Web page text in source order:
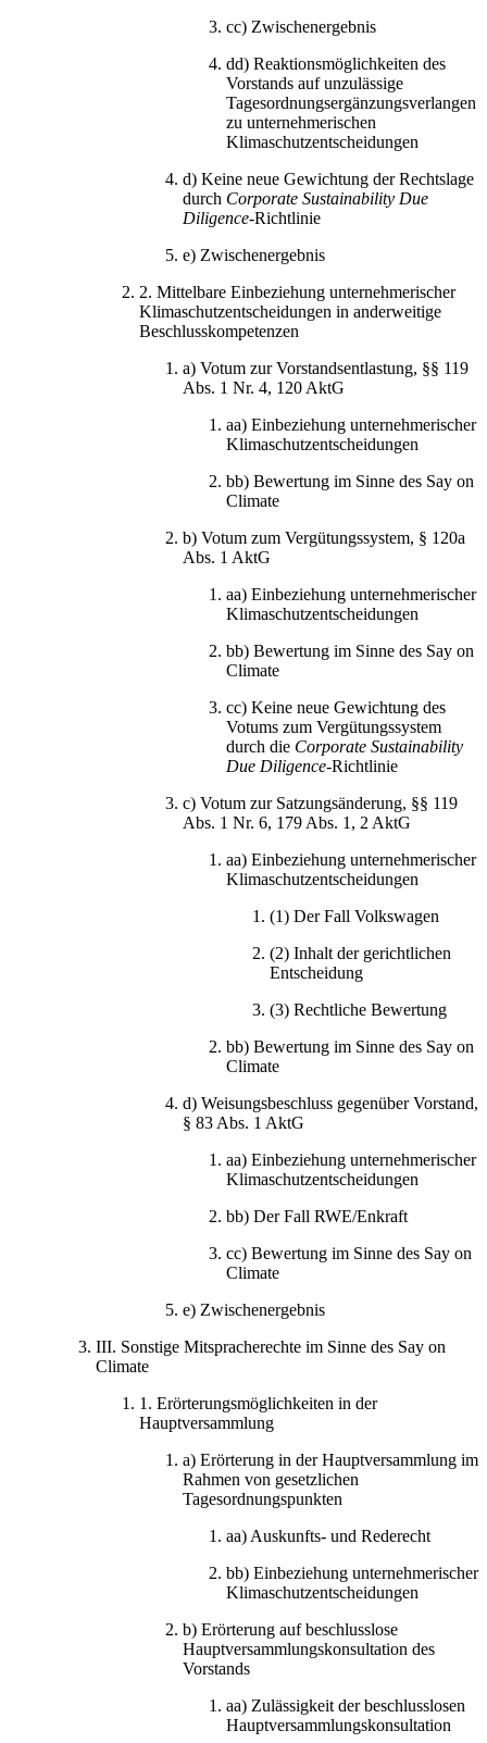
cc) Zwischenergebnis
dd) Reaktionsmöglichkeiten des
Vorstands auf unzulässige
Tagesordnungsergänzungsverlangen
zu unternehmerischen
Klimaschutzentscheidungen
d) Keine neue Gewichtung der Rechtslage
durch Corporate Sustainability Due
Diligence-Richtlinie
e) Zwischenergebnis
2. Mittelbare Einbeziehung unternehmerischer
Klimaschutzentscheidungen in anderweitige
Beschlusskompetenzen
a) Votum zur Vorstandsentlastung, §§ 119
Abs. 1 Nr. 4, 120 AktG
aa) Einbeziehung unternehmerischer
Klimaschutzentscheidungen
bb) Bewertung im Sinne des Say on
Climate
b) Votum zum Vergütungssystem, § 120a
Abs. 1 AktG
aa) Einbeziehung unternehmerischer
Klimaschutzentscheidungen
bb) Bewertung im Sinne des Say on
Climate
cc) Keine neue Gewichtung des
Votums zum Vergütungssystem
durch die Corporate Sustainability
Due Diligence-Richtlinie
c) Votum zur Satzungsänderung, §§ 119
Abs. 1 Nr. 6, 179 Abs. 1, 2 AktG
aa) Einbeziehung unternehmerischer
Klimaschutzentscheidungen
(1) Der Fall Volkswagen
(2) Inhalt der gerichtlichen
Entscheidung
(3) Rechtliche Bewertung
bb) Bewertung im Sinne des Say on
Climate
d) Weisungsbeschluss gegenüber Vorstand,
§ 83 Abs. 1 AktG
aa) Einbeziehung unternehmerischer
Klimaschutzentscheidungen
bb) Der Fall RWE/Enkraft
cc) Bewertung im Sinne des Say on
Climate
e) Zwischenergebnis
III. Sonstige Mitspracherechte im Sinne des Say on
Climate
1. Erörterungsmöglichkeiten in der
Hauptversammlung
a) Erörterung in der Hauptversammlung im
Rahmen von gesetzlichen
Tagesordnungspunkten
aa) Auskunfts- und Rederecht
bb) Einbeziehung unternehmerischer
Klimaschutzentscheidungen
b) Erörterung auf beschlusslose
Hauptversammlungskonsultation des
Vorstands
aa) Zulässigkeit der beschlusslosen
Hauptversammlungskonsultation